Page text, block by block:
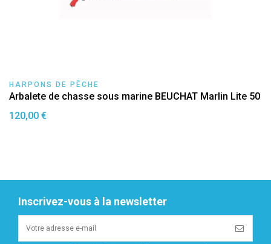
HARPONS DE PÊCHE
Arbalete de chasse sous marine BEUCHAT Marlin Lite 50
120,00 €
Inscrivez-vous à la newsletter